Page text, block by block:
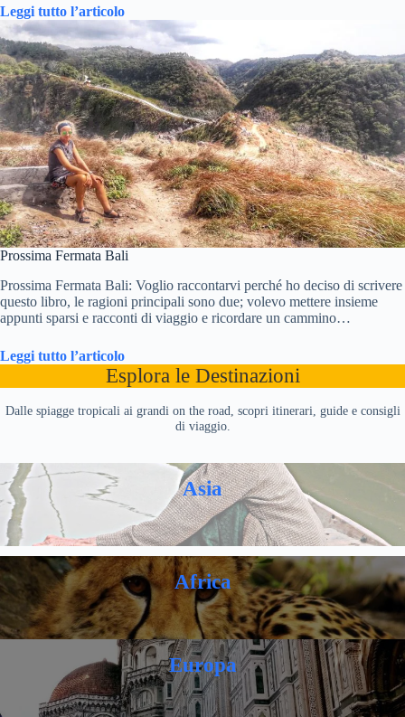
Leggi tutto l’articolo
Prossima Fermata Bali
Prossima Fermata Bali: Voglio raccontarvi perché ho deciso di scrivere
questo libro, le ragioni principali sono due; volevo mettere insieme
appunti sparsi e racconti di viaggio e ricordare un cammino…
Leggi tutto l’articolo
Esplora le Destinazioni
Dalle spiagge tropicali ai grandi on the road, scopri itinerari, guide e consigli
di viaggio.
Asia
Africa
Europa